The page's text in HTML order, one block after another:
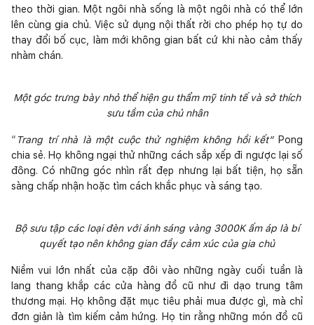
theo thời gian. Một ngôi nhà sống là một ngôi nhà có thể lớn
lên cùng gia chủ. Việc sử dụng nội thất rời cho phép họ tự do
thay đổi bố cục, làm mới không gian bất cứ khi nào cảm thấy
nhàm chán.
Một góc trưng bày nhỏ thể hiện gu thẩm mỹ tinh tế và sở thích
sưu tầm của chủ nhân
“ Trang trí nhà là một cuộc thử nghiệm không hồi kết”Pong
chia sẻ. Họ không ngại thử những cách sắp xếp đi ngược lại số
đông. Có những góc nhìn rất đẹp nhưng lại bất tiện, họ sẵn
sàng chấp nhận hoặc tìm cách khắc phục và sáng tạo.
Bộ sưu tập các loại đèn với ánh sáng vàng 3000K ấm áp là bí
quyết tạo nên không gian đầy cảm xúc của gia chủ
Niềm vui lớn nhất của cặp đôi vào những ngày cuối tuần là
lang thang khắp các cửa hàng đồ cũ như đi dạo trung tâm
thương mại. Họ không đặt mục tiêu phải mua được gì, mà chỉ
đơn giản là tìm kiếm cảm hứng. Họ tin rằng những món đồ cũ